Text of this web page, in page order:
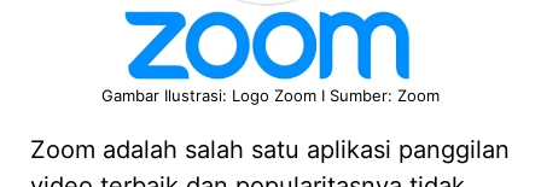
Gambar Ilustrasi: Logo Zoom I Sumber: Zoom
Zoom adalah salah satu aplikasi panggilan